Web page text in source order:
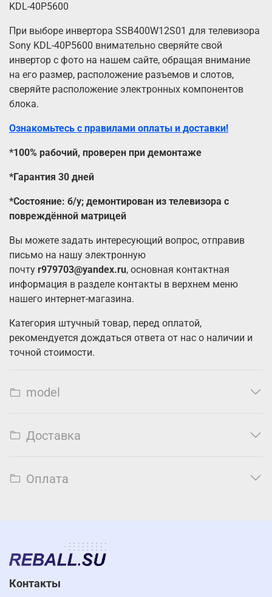
KDL-40P5600
При выборе инвертора SSB400W12S01 для телевизора
Sony KDL-40P5600 внимательно сверяйте свой
инвертор с фото на нашем сайте, обращая внимание
на его размер, расположение разъемов и слотов,
сверяйте расположение электронных компонентов
блока.
Ознакомьтесь с правилами оплаты и доставки!
*100% рабочий, проверен при демонтаже
*Гарантия 30 дней
*Состояние: б/у; демонтирован из телевизора с
повреждённой матрицей
Вы можете задать интересующий вопрос, отправив
письмо на нашу электронную
почту r979703@yandex.ru, основная контактная
информация в разделе контакты в верхнем меню
нашего интернет-магазина.
Категория штучный товар, перед оплатой,
рекомендуется дождаться ответа от нас о наличии и
точной стоимости.
model
Доставка
Оплата
Контакты